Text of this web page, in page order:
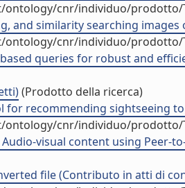
ontology/cnr/individuo/prodotto/
and similarity searching
ontology/cnr/individuo/prodotto/
queries for robust and
(Prodotto della ricerca)
for recommending sightseeing
ontology/cnr/individuo/prodotto/
Audio-visual content using Peer-
file (Contributo in atti di